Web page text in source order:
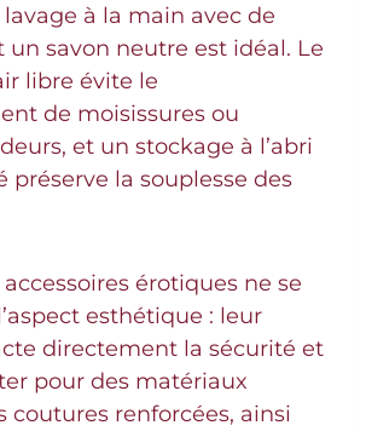
à la main avec de
un savon neutre est idéal. Le
libre évite le
de moisissures ou
et un stockage à l’abri
préserve la souplesse des
érotiques ne se
esthétique : leur
directement la sécurité et
pour des matériaux
coutures renforcées, ainsi